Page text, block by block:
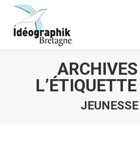
JEUNESSE